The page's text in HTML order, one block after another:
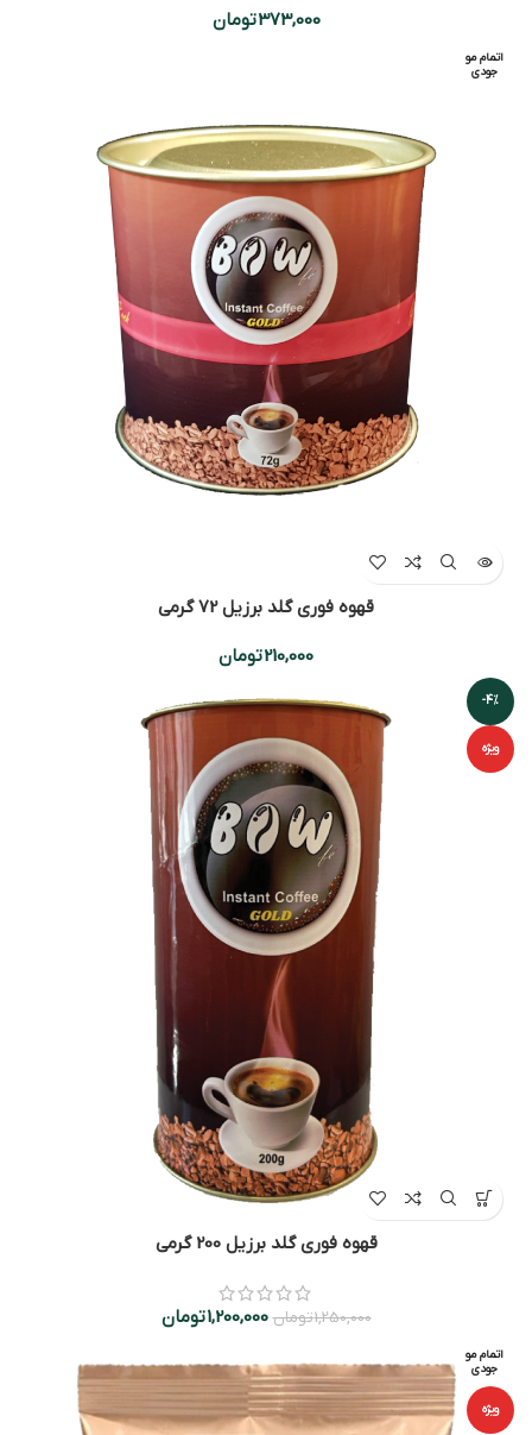
373,000تومان
اتمام مو
جودی
قهوه فوری گلد برزیل 72 گرمی
210,000تومان
-4%
ویژه
قهوه فوری گلد برزیل 200 گرمی
1,250,000تومان 1,200,000تومان
اتمام مو
جودی
ویژه